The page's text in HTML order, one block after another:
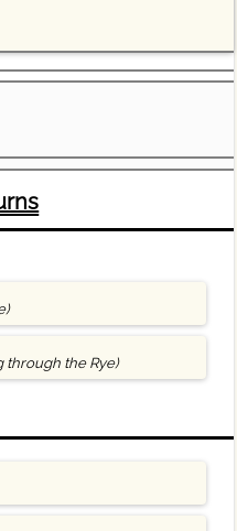
through the Rye)